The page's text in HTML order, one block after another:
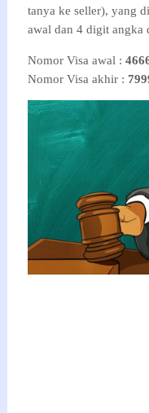
tanya ke seller), yang
awal dan 4 digit angka
Nomor Visa awal :
Nomor Visa akhir :